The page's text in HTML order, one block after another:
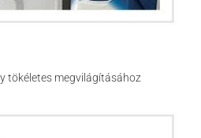
tökéletes megvilágításához